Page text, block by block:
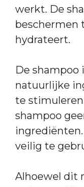
werkt. De
beschermen
hydrateert.
De shampoo
natuurlijke
te
shampoo
veilig te
Alhoewel dit